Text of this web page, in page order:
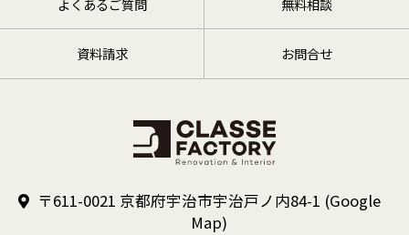
よくあるご質問 無料相談
資料請求 お問合せ
〒611-0021 京都府宇治市宇治戸ノ内84-1 (Google
Map)